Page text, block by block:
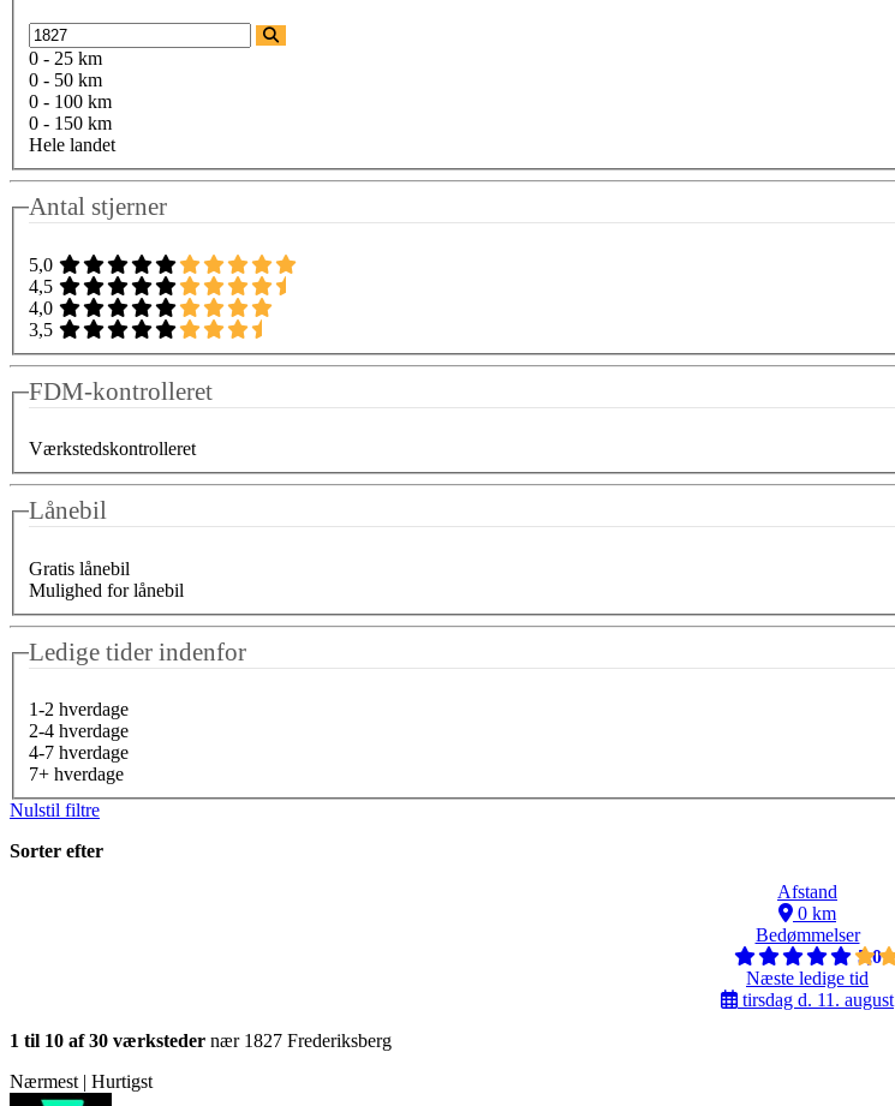
0 - 25 km
0 - 50 km
0 - 100 km
0 - 150 km
Hele landet
Antal stjerner
5,0
4,5
4,0
3,5
FDM-kontrolleret
Værkstedskontrolleret
Lånebil
Gratis lånebil
Mulighed for lånebil
Ledige tider indenfor
1-2 hverdage
2-4 hverdage
4-7 hverdage
7+ hverdage
Nulstil filtre
Sorter efter
Afstand
0 km
Bedømmelser
5,0
Næste ledige tid
tirsdag d. 11. august
1 til 10 af 30 værksteder nær 1827 Frederiksberg
Nærmest | Hurtigst